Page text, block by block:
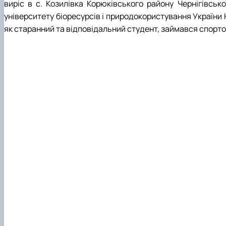
Пам'яті студентів та випускників інституту -
Регіональний Східноєвропейський центр
виріс в с. Козилівка Корюківського району
університету біоресурсів і природокористування
як старанний та відповідальний студент, займався